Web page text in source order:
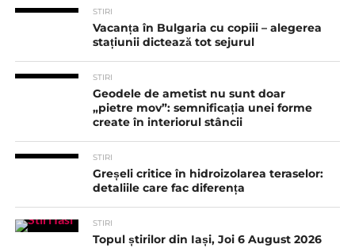
STIRI
Vacanța în Bulgaria cu copiii – alegerea
stațiunii dictează tot sejurul
STIRI
Geodele de ametist nu sunt doar
„pietre mov”: semnificația unei forme
create în interiorul stâncii
STIRI
Greșeli critice în hidroizolarea teraselor:
detaliile care fac diferența
STIRI
Topul știrilor din Iași, Joi 6 August 2026